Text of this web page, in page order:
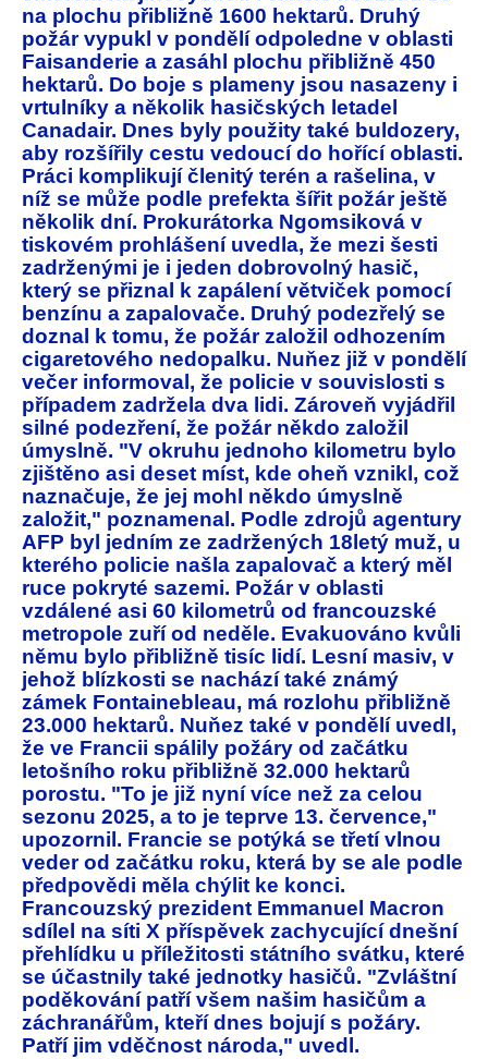
na plochu přibližně 1600 hektarů. Druhý
požár vypukl v pondělí odpoledne v oblasti
Faisanderie a zasáhl plochu přibližně 450
hektarů. Do boje s plameny jsou nasazeny i
vrtulníky a několik hasičských letadel
Canadair. Dnes byly použity také buldozery,
aby rozšířily cestu vedoucí do hořící oblasti.
Práci komplikují členitý terén a rašelina, v
níž se může podle prefekta šířit požár ještě
několik dní. Prokurátorka Ngomsiková v
tiskovém prohlášení uvedla, že mezi šesti
zadrženými je i jeden dobrovolný hasič,
který se přiznal k zapálení větviček pomocí
benzínu a zapalovače. Druhý podezřelý se
doznal k tomu, že požár založil odhozením
cigaretového nedopalku. Nuňez již v pondělí
večer informoval, že policie v souvislosti s
případem zadržela dva lidi. Zároveň vyjádřil
silné podezření, že požár někdo založil
úmyslně. "V okruhu jednoho kilometru bylo
zjištěno asi deset míst, kde oheň vznikl, což
naznačuje, že jej mohl někdo úmyslně
založit," poznamenal. Podle zdrojů agentury
AFP byl jedním ze zadržených 18letý muž, u
kterého policie našla zapalovač a který měl
ruce pokryté sazemi. Požár v oblasti
vzdálené asi 60 kilometrů od francouzské
metropole zuří od neděle. Evakuováno kvůli
němu bylo přibližně tisíc lidí. Lesní masiv, v
jehož blízkosti se nachází také známý
zámek Fontainebleau, má rozlohu přibližně
23.000 hektarů. Nuňez také v pondělí uvedl,
že ve Francii spálily požáry od začátku
letošního roku přibližně 32.000 hektarů
porostu. "To je již nyní více než za celou
sezonu 2025, a to je teprve 13. července,"
upozornil. Francie se potýká se třetí vlnou
veder od začátku roku, která by se ale podle
předpovědi měla chýlit ke konci.
Francouzský prezident Emmanuel Macron
sdílel na síti X příspěvek zachycující dnešní
přehlídku u příležitosti státního svátku, které
se účastnily také jednotky hasičů. "Zvláštní
poděkování patří všem našim hasičům a
záchranářům, kteří dnes bojují s požáry.
Patří jim vděčnost národa," uvedl.